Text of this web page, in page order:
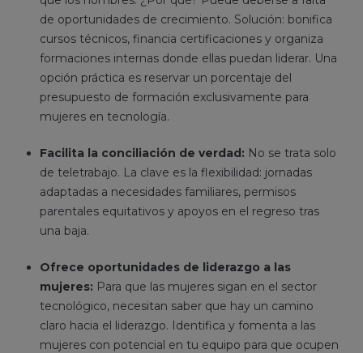
de oportunidades de crecimiento. Solución: bonifica
cursos técnicos, financia certificaciones y organiza
formaciones internas donde ellas puedan liderar. Una
opción práctica es reservar un porcentaje del
presupuesto de formación exclusivamente para
mujeres en tecnología.
Facilita la conciliación de verdad: No se trata solo
de teletrabajo. La clave es la flexibilidad: jornadas
adaptadas a necesidades familiares, permisos
parentales equitativos y apoyos en el regreso tras
una baja.
Ofrece oportunidades de liderazgo a las
mujeres: Para que las mujeres sigan en el sector
tecnológico, necesitan saber que hay un camino
claro hacia el liderazgo. Identifica y fomenta a las
mujeres con potencial en tu equipo para que ocupen